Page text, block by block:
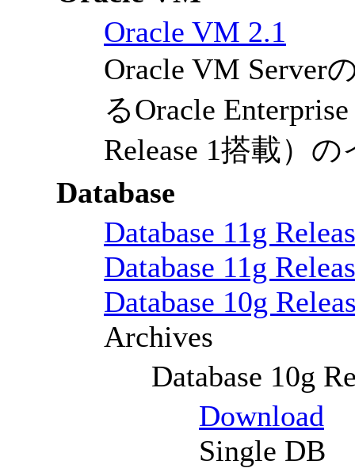
Oracle VM 2.1
Oracle VM Server
るOracle
Release 1搭載）
Database
Database 11g
Database 11g
Database 10g
Archives
Database 10g
Download
Single DB